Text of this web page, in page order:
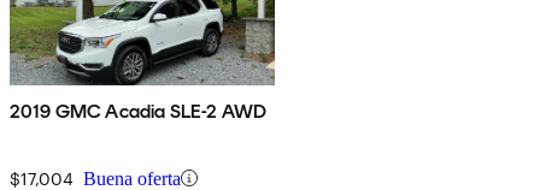
2019 GMC Acadia SLE-2 AWD
$17,004 Buena oferta